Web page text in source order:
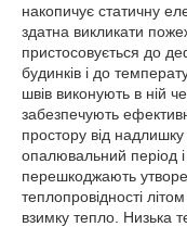
накопичує статичну
здатна викликати
пристосовується до
будинків і до
швів виконують в ній
забезпечують
простору від
опалювальний період
перешкоджають
теплопровідності
взимку тепло. Низька